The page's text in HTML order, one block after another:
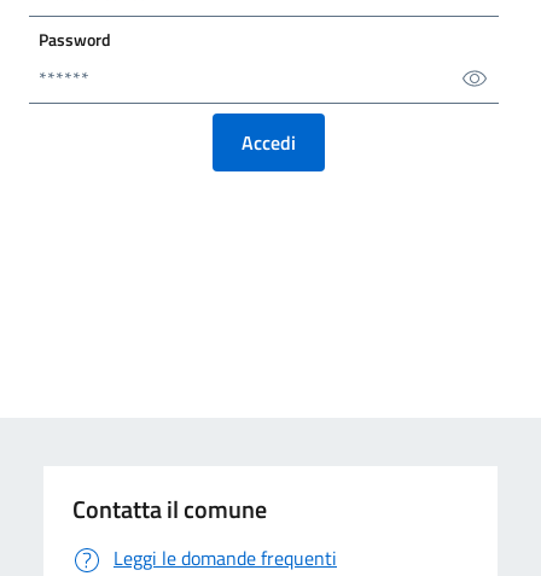
Password
Contatta il comune
Leggi le domande frequenti